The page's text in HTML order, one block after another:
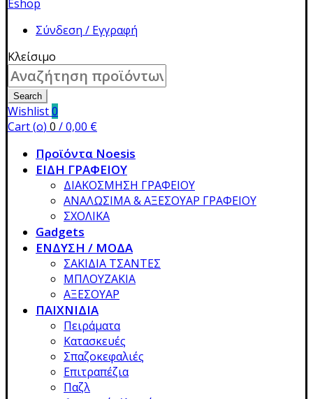
Σύνδεση / Εγγραφή
Κλείσιμο
Search
for:
Search
Wishlist0
Cart (o) 0 /0,00 €
Προϊόντα Noesis
ΕΙΔΗ ΓΡΑΦΕΙΟΥ
ΔΙΑΚΟΣΜΗΣΗ ΓΡΑΦΕΙΟΥ
ΑΝΑΛΩΣΙΜΑ & ΑΞΕΣΟΥΑΡ ΓΡΑΦΕΙΟΥ
ΣΧΟΛΙΚΑ
Gadgets
ΕΝΔΥΣΗ / ΜΟΔΑ
ΣΑΚΙΔΙΑ ΤΣΑΝΤΕΣ
ΜΠΛΟΥΖΑΚΙΑ
ΑΞΕΣΟΥΑΡ
ΠΑΙΧΝΙΔΙΑ
Πειράματα
Κατασκευές
Σπαζοκεφαλιές
Επιτραπέζια
Παζλ